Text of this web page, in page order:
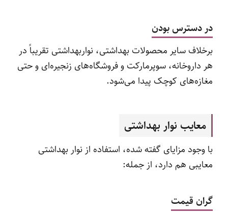
در دسترس ‌بودن
برخلاف سایر محصولات بهداشتی، نواربهداشتی تقریباً در
هر داروخانه، سوپرمارکت و فروشگاه‌های زنجیره‌ای و حتی
مغازه‌های کوچک پیدا می‌شود.
معایب نوار بهداشتی
با وجود مزایای گفته شده، استفاده از نوار بهداشتی
معایبی هم دارد، از جمله:
گران ‌قیمت